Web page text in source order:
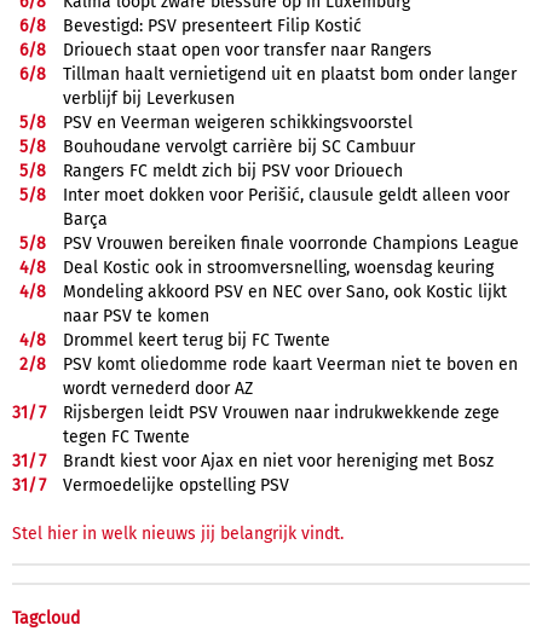
6/8
Bevestigd: PSV presenteert Filip Kostić
6/8
Driouech staat open voor transfer naar Rangers
6/8
Tillman haalt vernietigend uit en plaatst bom onder langer
verblijf bij Leverkusen
5/8
PSV en Veerman weigeren schikkingsvoorstel
5/8
Bouhoudane vervolgt carrière bij SC Cambuur
5/8
Rangers FC meldt zich bij PSV voor Driouech
5/8
Inter moet dokken voor Perišić, clausule geldt alleen voor
Barça
5/8
PSV Vrouwen bereiken finale voorronde Champions League
4/8
Deal Kostic ook in stroomversnelling, woensdag keuring
4/8
Mondeling akkoord PSV en NEC over Sano, ook Kostic lijkt
naar PSV te komen
4/8
Drommel keert terug bij FC Twente
2/8
PSV komt oliedomme rode kaart Veerman niet te boven en
wordt vernederd door AZ
31/7
Rijsbergen leidt PSV Vrouwen naar indrukwekkende zege
tegen FC Twente
31/7
Brandt kiest voor Ajax en niet voor hereniging met Bosz
31/7 Vermoedelijke opstelling PSV
Stel hier in welk nieuws jij belangrijk vindt.
Tagcloud